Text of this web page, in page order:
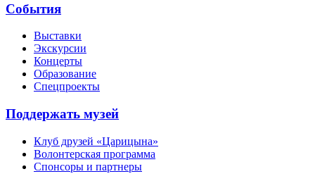
События
Выставки
Экскурсии
Концерты
Образование
Спецпроекты
Поддержать музей
Клуб друзей «Царицына»
Волонтерская программа
Спонсоры и партнеры